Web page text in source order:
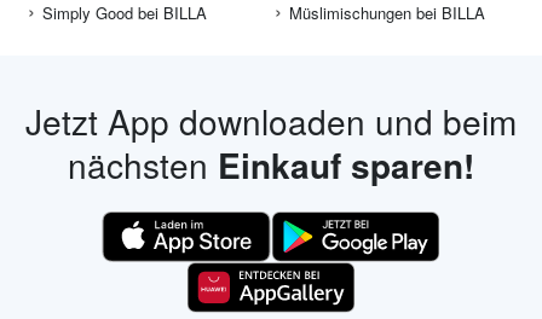
Simply Good bei BILLA
Müslimischungen bei BILLA
Jetzt App downloaden und beim
nächsten Einkauf sparen!